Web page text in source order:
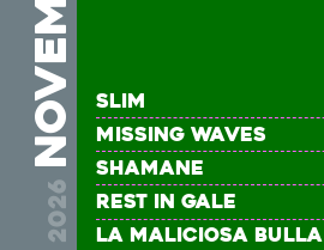
2026
Slim
MISSING WAVES
SHAMANE
REST IN GALE
La Maliciosa Bulla